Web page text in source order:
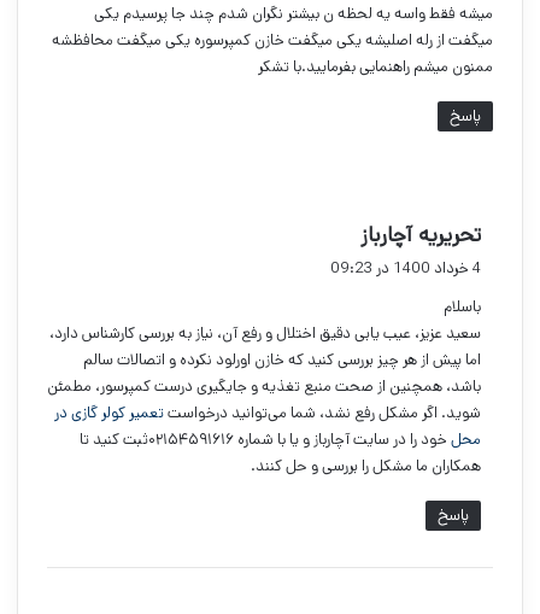
میشه فقط واسه یه لحظه ن بیشتر نگران شدم چند جا پرسیدم یکی
میگفت از رله اصلیشه یکی میگفت خازن کمپرسوره یکی میگفت محافظشه
ممنون میشم راهنمایی بفرمایید.با تشکر
پاسخ
تحریریه آچارباز
ف
4 خرداد 1400 در 09:23
باسلام
سعید عزیز، عیب یابی دقیق اختلال و رفع آن، نیاز به بررسی کارشناس دارد،
اما پیش از هر چیز بررسی کنید که خازن اورلود نکرده و اتصالات سالم
باشد، همچنین از صحت منبع تغذیه و جایگیری درست کمپرسور، مطمئن
شوید. اگر مشکل رفع نشد، شما می‌توانید درخواستتعمیر کولر گازی در
محل
خود را در سایت آچارباز و یا با شماره ۰۲۱۵۴۵۹۱۶۱۶ثبت کنید تا
همکاران ما مشکل را بررسی و حل کنند.
پاسخ